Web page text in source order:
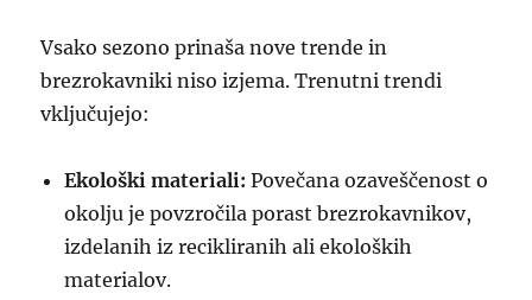
Vsako sezono prinaša nove trende in
brezrokavniki niso izjema. Trenutni trendi
vključujejo:
Ekološki materiali: Povečana ozaveščenost o
okolju je povzročila porast brezrokavnikov,
izdelanih iz recikliranih ali ekoloških
materialov.